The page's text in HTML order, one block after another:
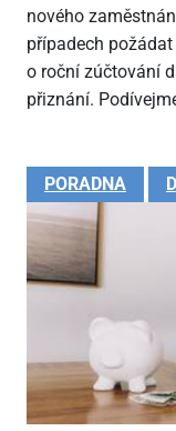
nového
případech
o roční zúčtování
přiznání.
PORADNA